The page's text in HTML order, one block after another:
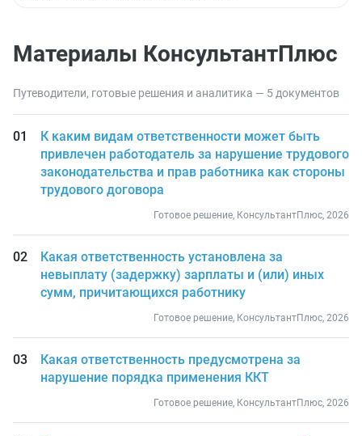
Материалы КонсультантПлюс
Путеводители, готовые решения и аналитика — 5 документов
К каким видам ответственности может быть
привлечен работодатель за нарушение трудового
законодательства и прав работника как стороны
трудового договора
Готовое решение, КонсультантПлюс, 2026
Какая ответственность установлена за
невыплату (задержку) зарплаты и (или) иных
сумм, причитающихся работнику
Готовое решение, КонсультантПлюс, 2026
Какая ответственность предусмотрена за
нарушение порядка применения ККТ
Готовое решение, КонсультантПлюс, 2026